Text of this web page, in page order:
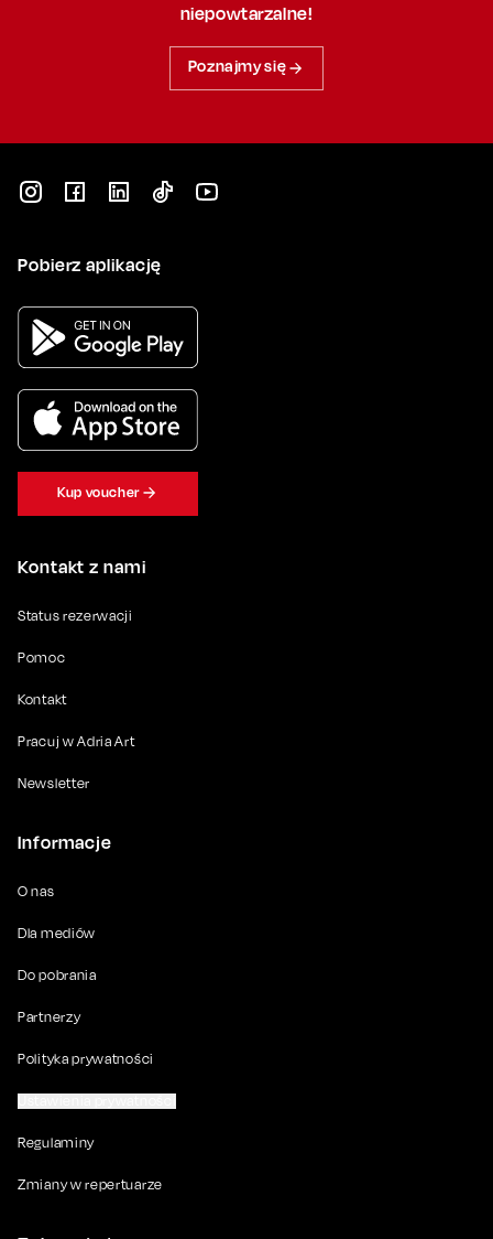
niepowtarzalne!
Poznajmy się
Kontakt z nami
Status rezerwacji
Pomoc
Kontakt
Pracuj w Adria Art
Newsletter
Informacje
O nas
Dla mediów
Do pobrania
Partnerzy
Polityka prywatności
Regulaminy
Zmiany w repertuarze
Pobierz aplikację
Kup voucher